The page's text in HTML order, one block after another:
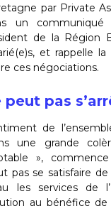
par Private
un
de la Région
et rappelle
ces négociations.
peut pas
de
une grande
»,
pas se satisfaire
les services de
au bénéfice